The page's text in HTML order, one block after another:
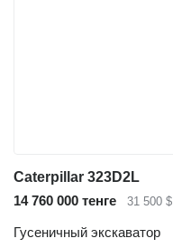
Caterpillar 323D2L
14 760 000 тенге
31 500 $
Гусеничный экскаватор